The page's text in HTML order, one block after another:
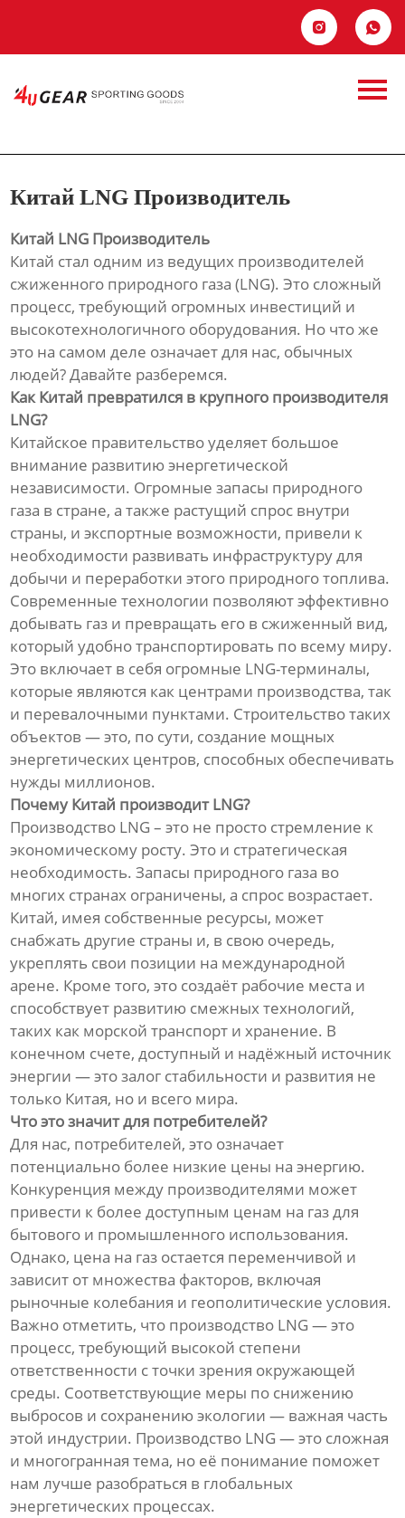
 
Контакты
Производитель
Китай LNG Производитель
Китай LNG Производитель
Китай стал одним из ведущих производителей
сжиженного природного газа (LNG). Это сложный
процесс, требующий огромных инвестиций и
высокотехнологичного оборудования. Но что же
это на самом деле означает для нас, обычных
людей? Давайте разберемся.
Как Китай превратился в крупного производителя
LNG?
Китайское правительство уделяет большое
внимание развитию энергетической
независимости. Огромные запасы природного
газа в стране, а также растущий спрос внутри
страны, и экспортные возможности, привели к
необходимости развивать инфраструктуру для
добычи и переработки этого природного топлива.
Современные технологии позволяют эффективно
добывать газ и превращать его в сжиженный вид,
который удобно транспортировать по всему миру.
Это включает в себя огромные LNG-терминалы,
которые являются как центрами производства, так
и перевалочными пунктами. Строительство таких
объектов — это, по сути, создание мощных
энергетических центров, способных обеспечивать
нужды миллионов.
Почему Китай производит LNG?
Производство LNG – это не просто стремление к
экономическому росту. Это и стратегическая
необходимость. Запасы природного газа во
многих странах ограничены, а спрос возрастает.
Китай, имея собственные ресурсы, может
снабжать другие страны и, в свою очередь,
укреплять свои позиции на международной
арене. Кроме того, это создаёт рабочие места и
способствует развитию смежных технологий,
таких как морской транспорт и хранение. В
конечном счете, доступный и надёжный источник
энергии — это залог стабильности и развития не
только Китая, но и всего мира.
Что это значит для потребителей?
Для нас, потребителей, это означает
потенциально более низкие цены на энергию.
Конкуренция между производителями может
привести к более доступным ценам на газ для
бытового и промышленного использования.
Однако, цена на газ остается переменчивой и
зависит от множества факторов, включая
рыночные колебания и геополитические условия.
Важно отметить, что производство LNG — это
процесс, требующий высокой степени
ответственности с точки зрения окружающей
среды. Соответствующие меры по снижению
выбросов и сохранению экологии — важная часть
этой индустрии. Производство LNG — это сложная
и многогранная тема, но её понимание поможет
нам лучше разобраться в глобальных
энергетических процессах.